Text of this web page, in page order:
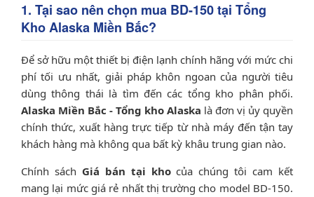
1. Tại sao nên chọn mua BD-150 tại Tổng
Kho Alaska Miền Bắc?
Để sở hữu một thiết bị điện lạnh chính hãng với mức chi
phí tối ưu nhất, giải pháp khôn ngoan của người tiêu
dùng thông thái là tìm đến các tổng kho phân phối.
Alaska Miền Bắc - Tổng kho Alaska là đơn vị ủy quyền
chính thức, xuất hàng trực tiếp từ nhà máy đến tận tay
khách hàng mà không qua bất kỳ khâu trung gian nào.
Chính sách Giá bán tại khocủa chúng tôi cam kết
mang lại mức giá rẻ nhất thị trường cho model BD-150.